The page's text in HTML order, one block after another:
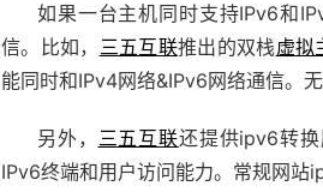
如果一台主机同时支持IPv6和
信。比如， 三五互联推出的双栈虚拟
能同时和IPv4网络&IPv6网络通信。
另外， 三五互联还提供ipv6转
IPv6终端和用户访问能力。常规网站